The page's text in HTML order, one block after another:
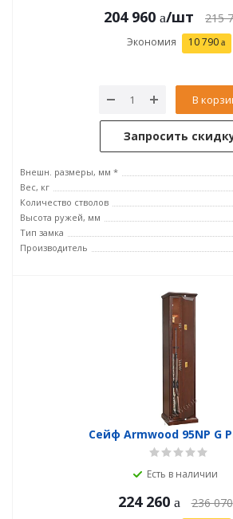
204 960 /шт 215
Экономия 10 790
В
Запросить
Внешн. размеры, мм *
Вес, кг
Количество стволов
Высота ружей, мм
Тип замка
Производитель
Сейф Armwood 95NP G
Есть в наличии
224 260 236 070